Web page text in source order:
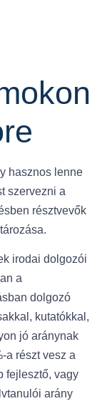
hasznos lenne
szervezni a
résztvevők
irodai dolgozói
a
dolgozó
kutatókkal,
jó aránynak
a részt vesz a
fejlesztő, vagy
arány